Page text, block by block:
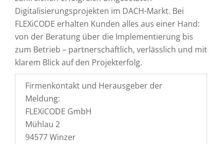
Digitalisierungsprojekten im DACH-Markt. Bei
FLEXiCODE erhalten Kunden alles aus einer Hand:
von der Beratung über die Implementierung bis
zum Betrieb – partnerschaftlich, verlässlich und mit
klarem Blick auf den Projekterfolg.
Firmenkontakt und Herausgeber der
Meldung:
FLEXiCODE GmbH
Mühlau 2
94577 Winzer